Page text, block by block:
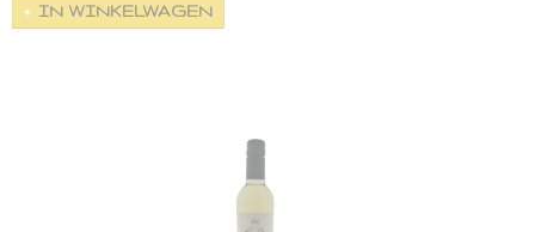
IN WINKELWAGEN